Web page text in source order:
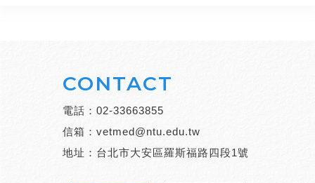
CONTACT
電話： 02-33663855
信箱： vetmed@ntu.edu.tw
地址：台北市大安區羅斯福路四段1號